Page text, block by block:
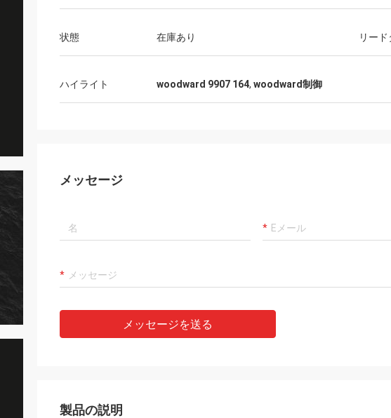
頼できるパートナーです,我々はそこから商
長い協力者になります!
状態 在庫あり リード
ハイライト woodward 9907 164, woodward制御
メッセージ
メッセージを送る
製品の説明